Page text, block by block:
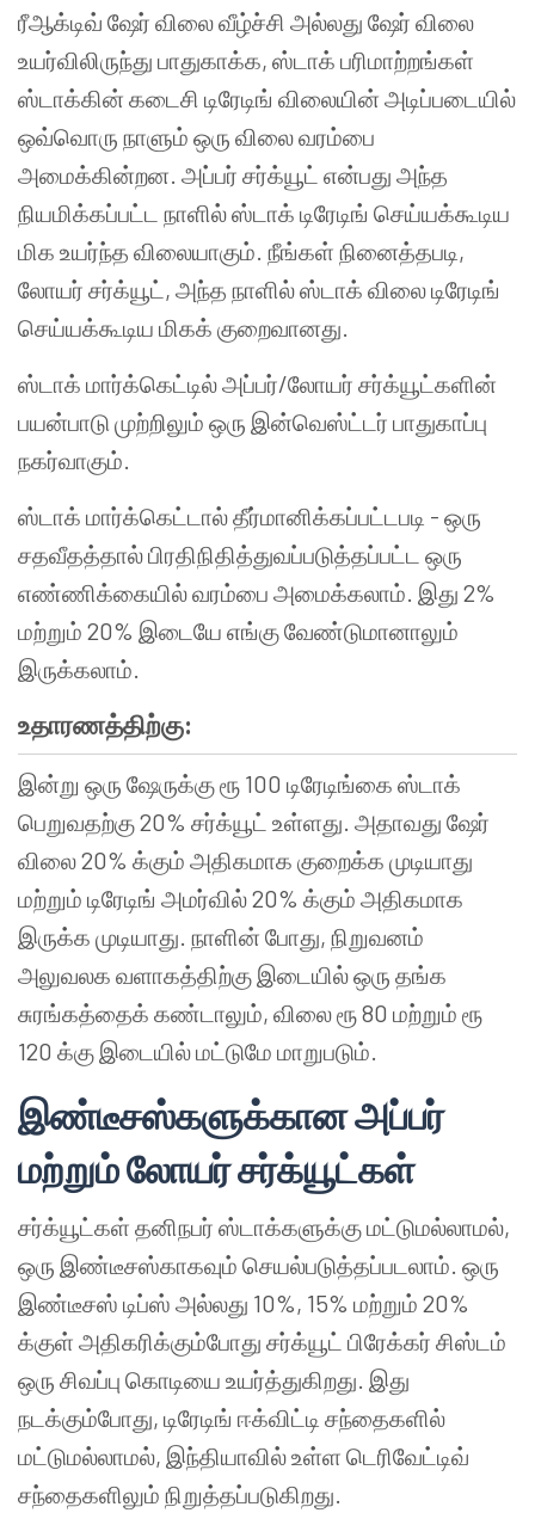
ரீஆக்டிவ் ஷேர் விலை வீழ்ச்சி அல்லது ஷேர் விலை
உயர்விலிருந்து பாதுகாக்க, ஸ்டாக் பரிமாற்றங்கள்
ஸ்டாக்கின் கடைசி டிரேடிங் விலையின் அடிப்படையில்
ஒவ்வொரு நாளும் ஒரு விலை வரம்பை
அமைக்கின்றன. அப்பர் சர்க்யூட் என்பது அந்த
நியமிக்கப்பட்ட நாளில் ஸ்டாக் டிரேடிங் செய்யக்கூடிய
மிக உயர்ந்த விலையாகும். நீங்கள் நினைத்தபடி,
லோயர் சர்க்யூட், அந்த நாளில் ஸ்டாக் விலை டிரேடிங்
செய்யக்கூடிய மிகக் குறைவானது.
ஸ்டாக் மார்க்கெட்டில் அப்பர்/லோயர் சர்க்யூட்களின்
பயன்பாடு முற்றிலும் ஒரு இன்வெஸ்ட்டர் பாதுகாப்பு
நகர்வாகும்.
ஸ்டாக் மார்க்கெட்டால் தீர்மானிக்கப்பட்டபடி - ஒரு
சதவீதத்தால் பிரதிநிதித்துவப்படுத்தப்பட்ட ஒரு
எண்ணிக்கையில் வரம்பை அமைக்கலாம். இது 2%
மற்றும் 20% இடையே எங்கு வேண்டுமானாலும்
இருக்கலாம்.
உதாரணத்திற்கு:
இன்று ஒரு ஷேருக்கு ரூ 100 டிரேடிங்கை ஸ்டாக்
பெறுவதற்கு 20% சர்க்யூட் உள்ளது. அதாவது ஷேர்
விலை 20% க்கும் அதிகமாக குறைக்க முடியாது
மற்றும் டிரேடிங் அமர்வில் 20% க்கும் அதிகமாக
இருக்க முடியாது. நாளின் போது, நிறுவனம்
அலுவலக வளாகத்திற்கு இடையில் ஒரு தங்க
சுரங்கத்தைக் கண்டாலும், விலை ரூ 80 மற்றும் ரூ
120 க்கு இடையில் மட்டுமே மாறுபடும்.
இண்டீசஸ்களுக்கான அப்பர்
மற்றும் லோயர் சர்க்யூட்கள்
சர்க்யூட்கள் தனிநபர் ஸ்டாக்களுக்கு மட்டுமல்லாமல்,
ஒரு இண்டீசஸ்காகவும் செயல்படுத்தப்படலாம். ஒரு
இண்டீசஸ் டிப்ஸ் அல்லது 10%, 15% மற்றும் 20%
க்குள் அதிகரிக்கும்போது சர்க்யூட் பிரேக்கர் சிஸ்டம்
ஒரு சிவப்பு கொடியை உயர்த்துகிறது. இது
நடக்கும்போது, டிரேடிங் ஈக்விட்டி சந்தைகளில்
மட்டுமல்லாமல், இந்தியாவில் உள்ள டெரிவேட்டிவ்
சந்தைகளிலும் நிறுத்தப்படுகிறது.